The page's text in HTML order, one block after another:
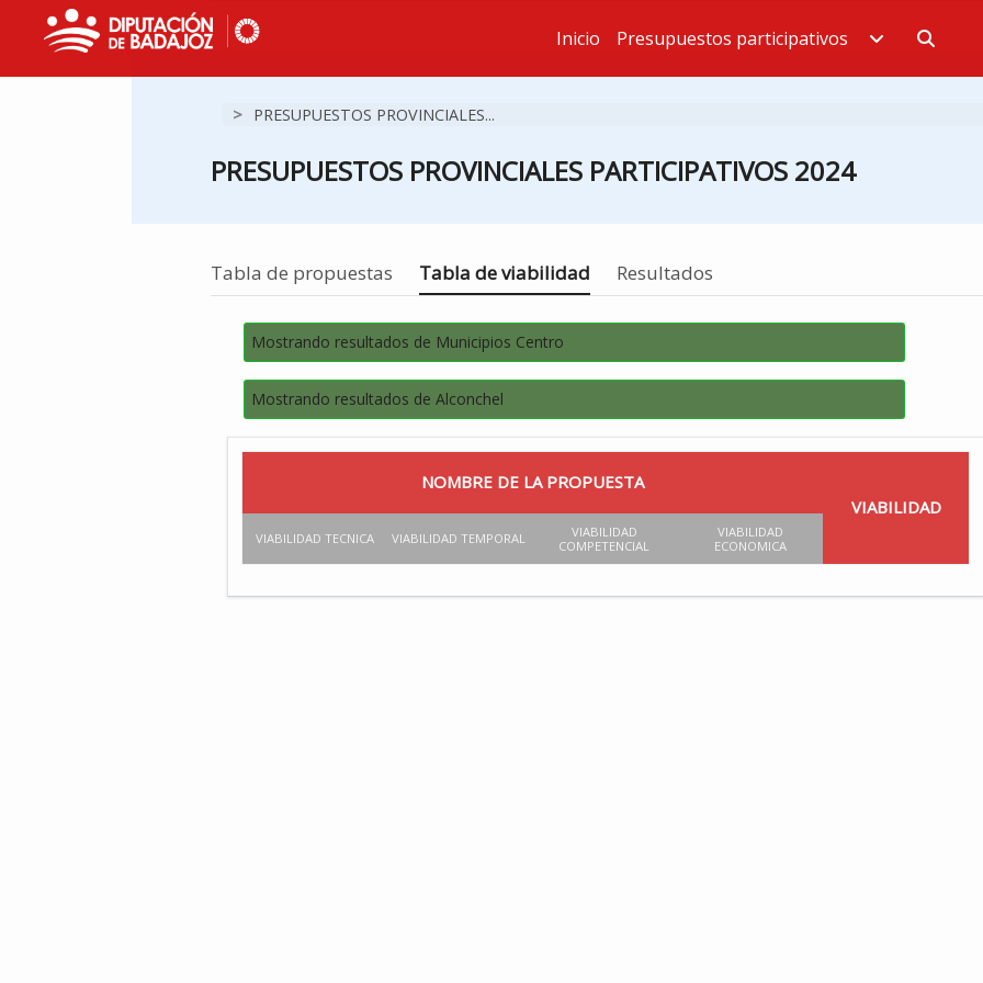
Estás en
Inicio Presupuestos participativos
> PRESUPUESTOS PROVINCIALES...
PRESUPUESTOS PROVINCIALES PARTICIPATIVOS 2024
Tabla de propuestas Estás en
Tabla de viabilidad Resultados
Mostrando resultados de Municipios Centro
Mostrando resultados de Alconchel
NOMBRE DE LA PROPUESTA
VIABILIDAD
VIABILIDAD TECNICA VIABILIDAD TEMPORAL
VIABILIDAD
COMPETENCIAL
VIABILIDAD
ECONOMICA